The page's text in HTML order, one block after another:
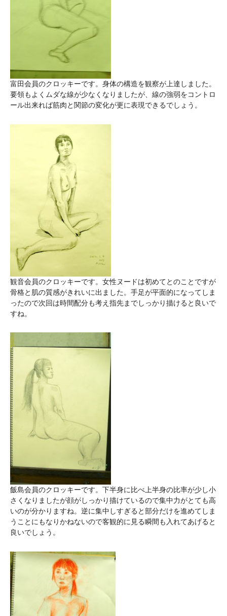
富田会員のクロッキーです。身体の構造を観察が上達しました。
要領もよくムダな線が少なくなりましたが、線の強弱をコントロ
ール出来れば筋肉と関節の変化が更に表現できるでしょう。
観音会員のクロッキーです。女性ヌードは初めてとのことですが
骨格と肌の質感がきれいに出ました。手足が平面的になってしま
ったので次回は時間配分も考え指先までしっかり描けると良いで
すね。
飯島会員のクロッキーです。下半身に比べ上半身の比率が少し小
さくなりましたが顔がしっかり描けているので集中力がとても高
いのが分かりますね。逆に集中しすぎると部分だけを進めてしま
うことにもなりかねないので客観的に見る瞬間も入れてあげると
良いでしょう。